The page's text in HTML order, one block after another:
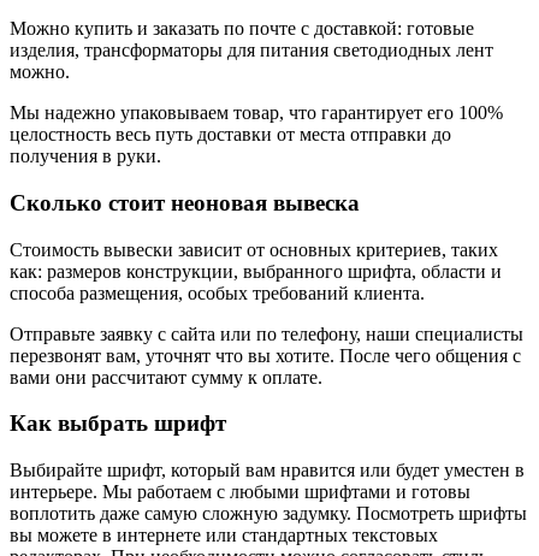
Можно купить и заказать по почте с доставкой: готовые
изделия, трансформаторы для питания светодиодных лент
можно.
Мы надежно упаковываем товар, что гарантирует его 100%
целостность весь путь доставки от места отправки до
получения в руки.
Сколько стоит неоновая вывеска
Стоимость вывески зависит от основных критериев, таких
как: размеров конструкции, выбранного шрифта, области и
способа размещения, особых требований клиента.
Отправьте заявку с сайта или по телефону, наши специалисты
перезвонят вам, уточнят что вы хотите. После чего общения с
вами они рассчитают сумму к оплате.
Как выбрать шрифт
Выбирайте шрифт, который вам нравится или будет уместен в
интерьере. Мы работаем с любыми шрифтами и готовы
воплотить даже самую сложную задумку. Посмотреть шрифты
вы можете в интернете или стандартных текстовых